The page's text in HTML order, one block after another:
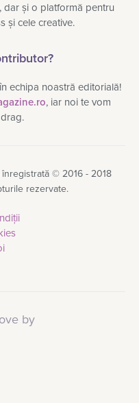
dar și o platformă pentru
și cele creative.
echipa noastră editorială!
, iar noi te vom
© 2016 - 2018
rezervate.
by